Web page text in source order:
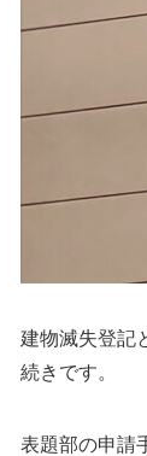
建物滅失登記
続きです。
表題部の申請